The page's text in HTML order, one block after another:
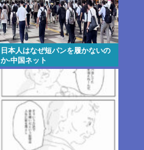
日本人はなぜ短パンを履かないの
か-中国ネット